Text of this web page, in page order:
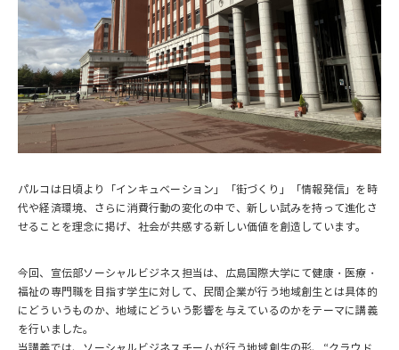
パルコは日頃より「インキュベーション」「街づくり」「情報発信」を時
代や経済環境、さらに消費行動の変化の中で、新しい試みを持って進化さ
せることを理念に掲げ、社会が共感する新しい価値を創造しています。
今回、宣伝部ソーシャルビジネス担当は、広島国際大学にて健康・医療・
福祉の専門職を目指す学生に対して、民間企業が行う地域創生とは具体的
にどういうものか、地域にどういう影響を与えているのかをテーマに講義
を行いました。